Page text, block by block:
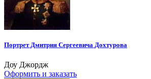
Портрет Дмитрия Сергеевича Дохтурова
Доу Джордж
Оформить и заказать